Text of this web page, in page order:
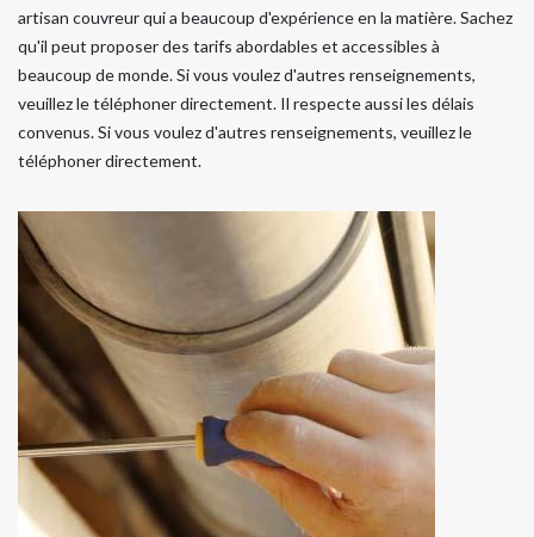
artisan couvreur qui a beaucoup d'expérience en la matière. Sachez
qu'il peut proposer des tarifs abordables et accessibles à
beaucoup de monde. Si vous voulez d'autres renseignements,
veuillez le téléphoner directement. Il respecte aussi les délais
convenus. Si vous voulez d'autres renseignements, veuillez le
téléphoner directement.